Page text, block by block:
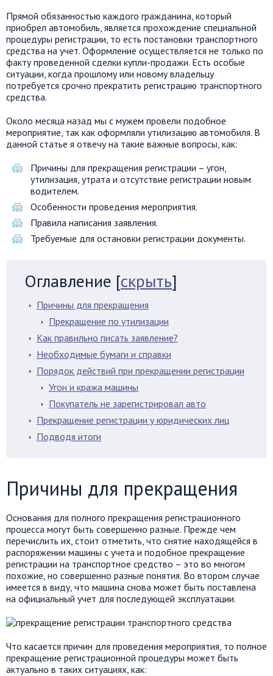
Прямой обязанностью каждого гражданина, который
приобрел автомобиль, является прохождение специальной
процедуры регистрации, то есть постановки транспортного
средства на учет. Оформление осуществляется не только по
факту проведенной сделки купли-продажи. Есть особые
ситуации, когда прошлому или новому владельцу
потребуется срочно прекратить регистрацию транспортного
средства.
Около месяца назад мы с мужем провели подобное
мероприятие, так как оформляли утилизацию автомобиля. В
данной статье я отвечу на такие важные вопросы, как:
Причины для прекращения регистрации – угон,
утилизация, утрата и отсутствие регистрации новым
водителем.
Особенности проведения мероприятия.
Правила написания заявления.
Требуемые для остановки регистрации документы.
Оглавление [скрыть]
Причины для прекращения
Прекращение по утилизации
Как правильно писать заявление?
Необходимые бумаги и справки
Порядок действий при прекращении регистрации
Угон и кража машины
Покупатель не зарегистрировал авто
Прекращение регистрации у юридических лиц
Подводя итоги
Причины для прекращения
Основания для полного прекращения регистрационного
процесса могут быть совершенно разные. Прежде чем
перечислить их, стоит отметить, что снятие находящейся в
распоряжении машины с учета и подобное прекращение
регистрации на транспортное средство – это во многом
похожие, но совершенно разные понятия. Во втором случае
имеется в виду, что машина снова может быть поставлена
на официальный учет для последующей эксплуатации.
Что касается причин для проведения мероприятия, то полное
прекращение регистрационной процедуры может быть
актуально в таких ситуациях, как: